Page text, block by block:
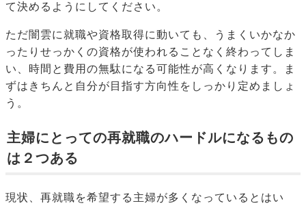
て決めるようにしてください。
ただ闇雲に就職や資格取得に動いても、うまくいかなか
ったりせっかくの資格が使われることなく終わってしま
い、時間と費用の無駄になる可能性が高くなります。ま
ずはきちんと自分が目指す方向性をしっかり定めましょ
う。
主婦にとっての再就職のハードルになるもの
は２つある
現状、再就職を希望する主婦が多くなっているとはい